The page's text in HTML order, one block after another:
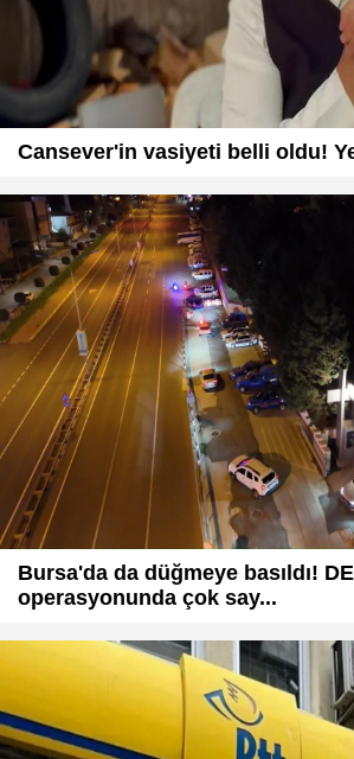
Cansever'in vasiyeti belli oldu!
Bursa'da da düğmeye basıldı!
operasyonunda çok say...